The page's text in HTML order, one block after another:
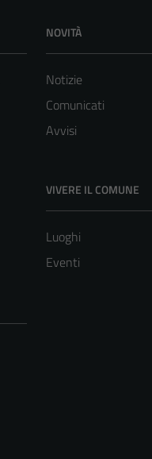
NOVITÀ
Notizie
Comunicati
Avvisi
VIVERE IL COMUNE
Luoghi
Eventi